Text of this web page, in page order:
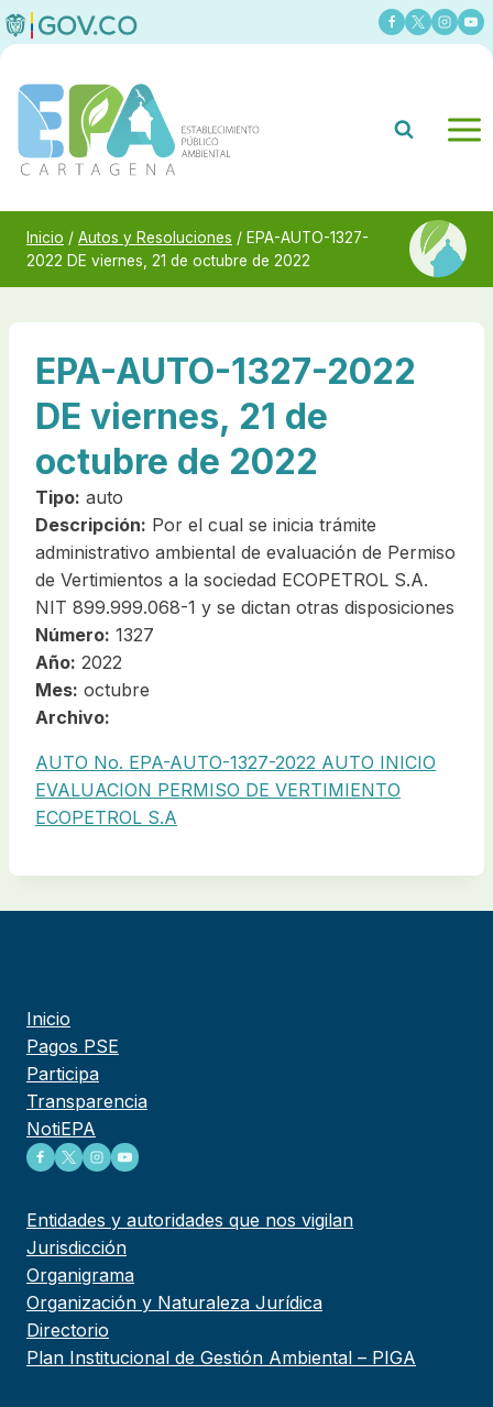
Saltar
al
Inicio / Autos y Resoluciones / EPA-AUTO-1327-
2022 DE viernes, 21 de octubre de 2022
EPA-AUTO-1327-2022
DE viernes, 21 de
octubre de 2022
Tipo: auto
Descripción: Por el cual se inicia trámite
administrativo ambiental de evaluación de Permiso
de Vertimientos a la sociedad ECOPETROL S.A.
NIT 899.999.068-1 y se dictan otras disposiciones
Número: 1327
Año: 2022
Mes: octubre
Archivo:
AUTO No. EPA-AUTO-1327-2022 AUTO INICIO
EVALUACION PERMISO DE VERTIMIENTO
ECOPETROL S.A
Inicio
Pagos PSE
Participa
Transparencia
NotiEPA
Entidades y autoridades que nos vigilan
Jurisdicción
Organigrama
Organización y Naturaleza Jurídica
Directorio
Plan Institucional de Gestión Ambiental – PIGA